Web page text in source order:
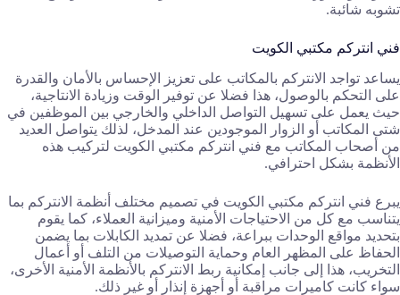
تشوبه شائبة.
فني انتركم مكتبي الكويت
يساعد تواجد الانتركم بالمكاتب على تعزيز الإحساس بالأمان والقدرة
على التحكم بالوصول، هذا فضلا عن توفير الوقت وزيادة الانتاجية،
حيث يعمل على تسهيل التواصل الداخلي والخارجي بين الموظفين في
شتى المكاتب أو الزوار الموجودين عند المدخل، لذلك يتواصل العديد
من أصحاب المكاتب مع فني انتركم مكتبي الكويت لتركيب هذه
الأنظمة بشكل احترافي.
يبرع فني انتركم مكتبي الكويت في تصميم مختلف أنظمة الانتركم بما
يتناسب مع كل من الاحتياجات الأمنية وميزانية العملاء، كما يقوم
بتحديد مواقع الوحدات ببراعة، فضلا عن تمديد الكابلات بما يضمن
الحفاظ على المظهر العام وحماية التوصيلات من التلف أو أعمال
التخريب، هذا إلى جانب إمكانية ربط الانتركم بالأنظمة الأمنية الأخرى،
سواء كانت كاميرات مراقبة أو أجهزة إنذار أو غير ذلك.